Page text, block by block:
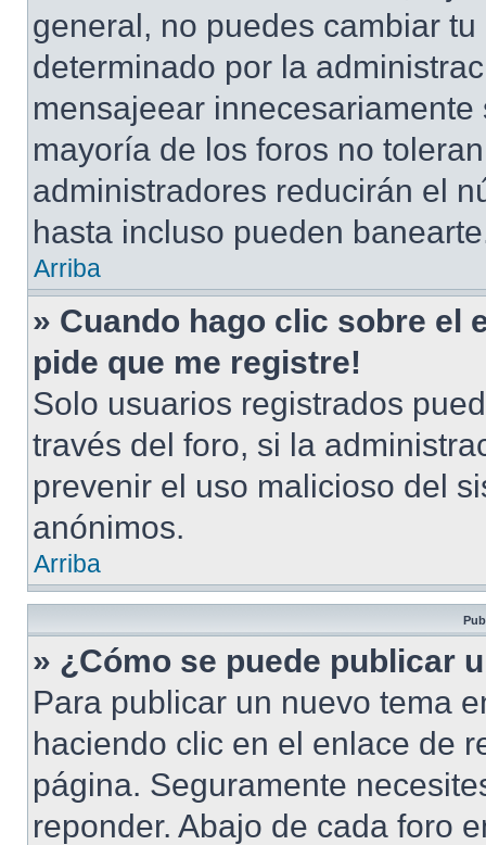
general, no puedes cambiar
determinado por la
mensajeear
mayoría de los foros no
administradores reducirán el
hasta incluso pueden
Arriba
» Cuando hago clic sobre el
pide que me registre!
Solo usuarios registrados
través del foro, si la
prevenir el uso malicioso del
anónimos.
Arriba
» ¿Cómo se puede publicar
Para publicar un nuevo tema
haciendo clic en el enlace de
página. Seguramente
reponder. Abajo de cada foro